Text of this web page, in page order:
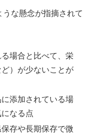
な懸念が指摘されて
る場合と比べて、栄
）が少ないことが
添加されている場
なる点
保存や長期保存で微